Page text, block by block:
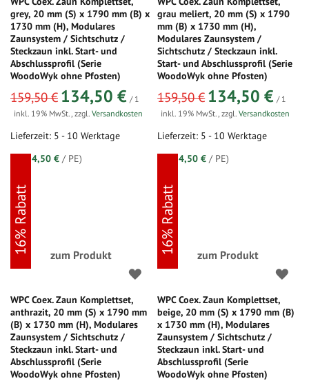
grey, 20 mm (S) x 1790 mm (B) x
1730 mm (H), Modulares
Zaunsystem / Sichtschutz /
Steckzaun inkl. Start- und
Abschlussprofil (Serie
WoodoWyk ohne Pfosten)
sonderangebot
159,50 € 134,50 € / 1
inkl. 19% MwSt., zzgl. Versandkosten
Lieferzeit: 5 - 10 Werktage
134,50 € / PE)
grau meliert, 20 mm (S) x 1790
mm (B) x 1730 mm (H),
Modulares Zaunsystem /
Sichtschutz / Steckzaun inkl.
Start- und Abschlussprofil (Serie
WoodoWyk ohne Pfosten)
sonderangebot
159,50 € 134,50 € / 1
inkl. 19% MwSt.,zzgl.Versandkosten
Lieferzeit: 5 - 10 Werktage
134,50 € / PE)
zum Produkt
16% Rabatt
WPC Coex. Zaun Komplettset,
anthrazit, 20 mm (S) x 1790 mm
(B) x 1730 mm (H), Modulares
Zaunsystem / Sichtschutz /
Steckzaun inkl. Start- und
Abschlussprofil (Serie
WoodoWyk ohne Pfosten)
zum Produkt
16% Rabatt
WPC Coex. Zaun Komplettset,
beige, 20 mm (S) x 1790 mm (B)
x 1730 mm (H), Modulares
Zaunsystem / Sichtschutz /
Steckzaun inkl. Start- und
Abschlussprofil (Serie
WoodoWyk ohne Pfosten)